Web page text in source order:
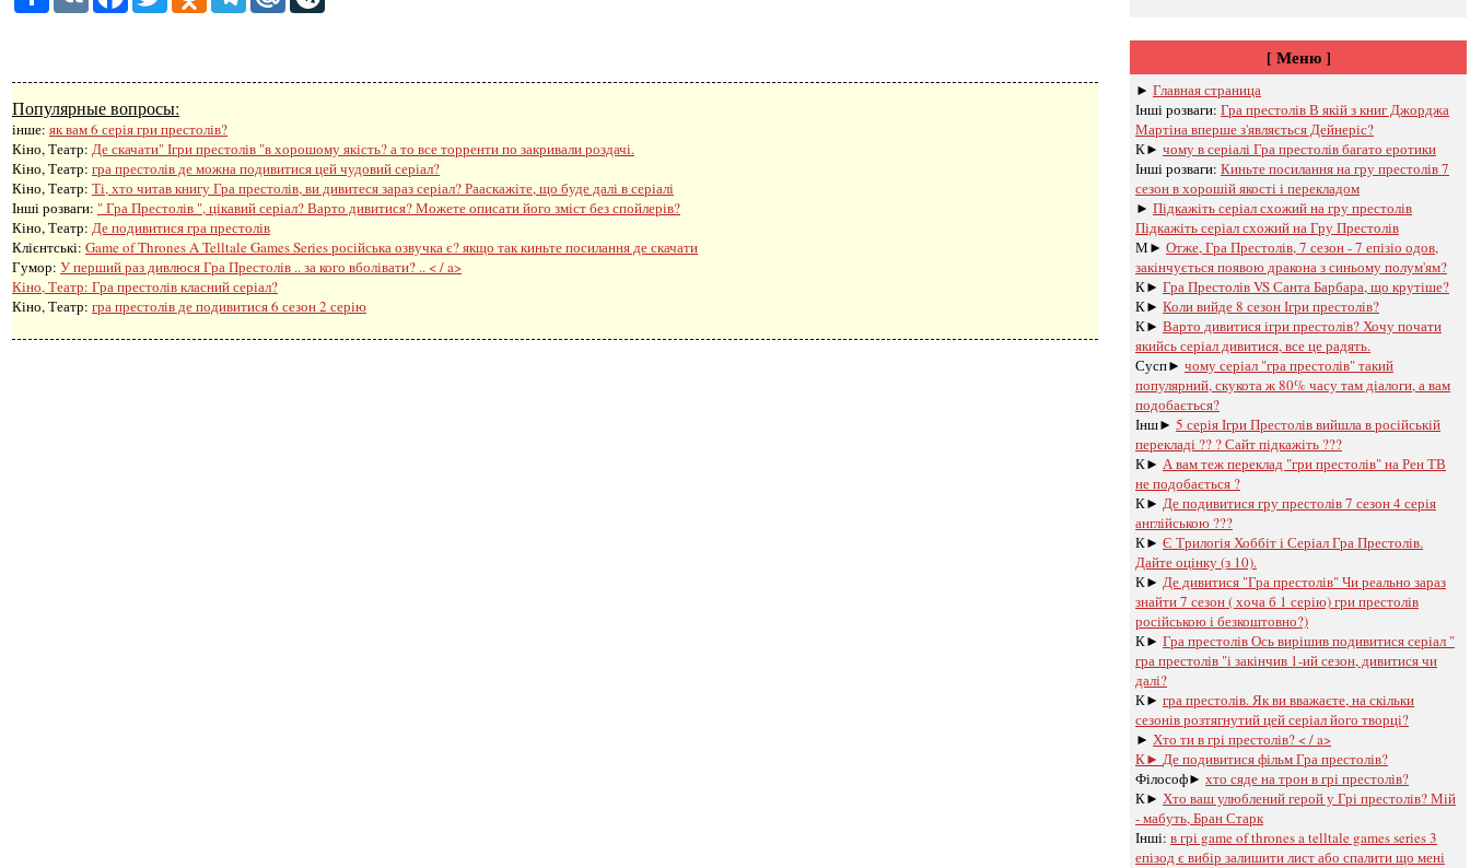
Популярные вопросы:
інше: як вам 6 серія гри престолів?
Кіно, Театр: Де скачати" Ігри престолів "в хорошому якість? а то все торренти по закривали роздачі.
Кіно, Театр: гра престолів де можна подивитися цей чудовий серіал?
Кіно, Театр: Ті, хто читав книгу Гра престолів, ви дивитеся зараз серіал? Рааскажіте, що буде далі в серіалі
Інші розваги: ​​ " Гра Престолів ", цікавий серіал? Варто дивитися? Можете описати його зміст без спойлерів?
Кіно, Театр: Де подивитися гра престолів
Клієнтські: Game of Thrones A Telltale Games Series російська озвучка є? якщо так киньте посилання де скачати
Гумор: У перший раз дивлюся Гра Престолів .. за кого вболівати? .. < / a>
Кіно, Театр: Гра престолів класний серіал?
Кіно, Театр: гра престолів де подивитися 6 сезон 2 серію
[ Меню ]
►Главная страница
Інші розваги: ​​Гра престолів В якій з книг Джорджа
Мартіна вперше з'являється Дейнеріс?
К►чому в серіалі Гра престолів багато еротики
Інші розваги: ​​Киньте посилання на гру престолів 7
сезон в хорошій якості і перекладом
►Підкажіть серіал схожий на гру престолів
Підкажіть серіал схожий на Гру Престолів
М►Отже, Гра Престолів, 7 сезон - 7 епізіо одов,
закінчується появою дракона з синьому полум'ям?
К►Гра Престолів VS Санта Барбара, що крутіше?
К►Коли вийде 8 сезон Ігри престолів?
К►Варто дивитися ігри престолів? Хочу почати
якийсь серіал дивитися, все це радять.
Сусп►чому серіал "гра престолів" такий
популярний, скукота ж 80% часу там діалоги, а вам
подобається?
Інш►5 серія Ігри Престолів вийшла в російській
перекладі ?? ? Сайт підкажіть ???
К►А вам теж переклад "гри престолів" на Рен ТВ
не подобається ?
К►Де подивитися гру престолів 7 сезон 4 серія
англійською ???
К►Є Трилогія Хоббіт і Серіал Гра Престолів.
Дайте оцінку (з 10).
К►Де дивитися "Гра престолів" Чи реально зараз
знайти 7 сезон ( хоча б 1 серію) гри престолів
російською і безкоштовно?)
К►Гра престолів Ось вирішив подивитися серіал "
гра престолів "і закінчив 1-ий сезон, дивитися чи
далі?
К►гра престолів. Як ви вважаєте, на скільки
сезонів розтягнутий цей серіал його творці?
►Хто ти в грі престолів? < / a>
К►Де подивитися фільм Гра престолів?
Філософ►хто сяде на трон в грі престолів?
К►Хто ваш улюблений герой у Грі престолів? Мій
- мабуть, Бран Старк
Інші:в грі game of thrones a telltale games series 3
епізод є вибір залишити лист або спалити що мені